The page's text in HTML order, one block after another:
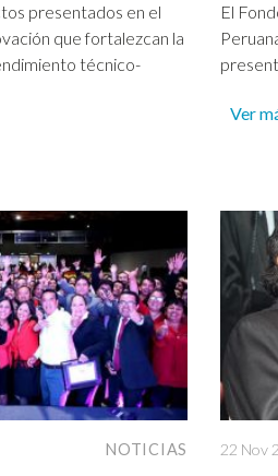
presentados en el
que fortalezcan la
técnico-
El
Ver
NOTICIAS 22 Nov